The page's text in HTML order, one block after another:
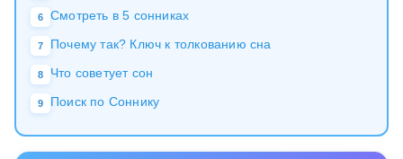
6 Смотреть в 5 сонниках
7 Почему так? Ключ к толкованию сна
8 Что советует сон
9 Поиск по Соннику